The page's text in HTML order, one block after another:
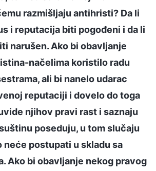
razmišljaju antihristi? Da li
i reputacija biti pogođeni i da li
narušen. Ako bi obavljanje
načelima koristilo radu
ali bi nanelo udarac
reputaciji i dovelo do toga
njihov pravi rast i saznaju
poseduju, u tom slučaju
neće postupati u skladu sa
Ako bi obavljanje nekog pravog